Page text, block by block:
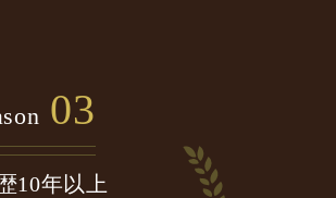
03
10年以上